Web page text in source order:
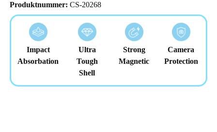
Produktnummer: CS-20268
Impact
Absorbation
Ultra
Tough
Shell
Strong
Magnetic
Camera
Protection